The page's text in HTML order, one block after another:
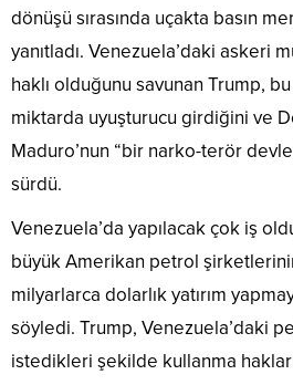
dönüşü sırasında uçakta basın
yanıtladı. Venezuela’daki askeri
haklı olduğunu savunan Trump,
miktarda uyuşturucu girdiğini ve
Maduro’nun “bir narko-terör
sürdü.
Venezuela’da yapılacak çok iş
büyük Amerikan petrol
milyarlarca dolarlık yatırım
söyledi. Trump, Venezuela’daki
istedikleri şekilde kullanma